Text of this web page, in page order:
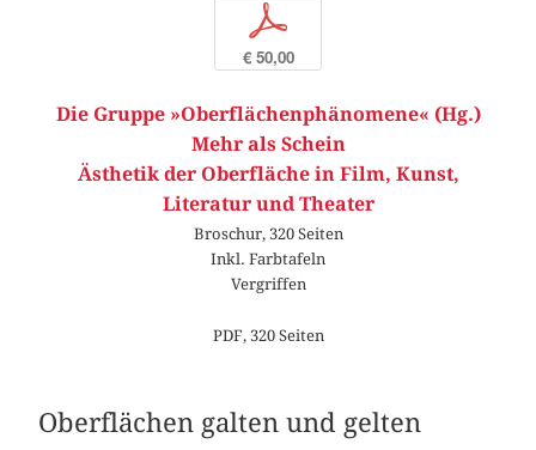
p
€ 50,00
Die Gruppe »Oberflächenphänomene« (Hg.)
Mehr als Schein
Ästhetik der Oberfläche in Film, Kunst,
Literatur und Theater
Broschur, 320 Seiten
Inkl. Farbtafeln
Vergriffen
PDF, 320 Seiten
Oberflächen galten und gelten